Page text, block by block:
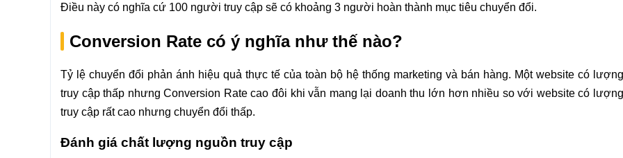
Điều này có nghĩa cứ 100 người truy cập sẽ có khoảng 3 người hoàn thành mục tiêu chuyển đổi.
Conversion Rate có ý nghĩa như thế nào?
Tỷ lệ chuyển đổi phản ánh hiệu quả thực tế của toàn bộ hệ thống marketing và bán hàng. Một website có lượng
truy cập thấp nhưng Conversion Rate cao đôi khi vẫn mang lại doanh thu lớn hơn nhiều so với website có lượng
truy cập rất cao nhưng chuyển đổi thấp.
Đánh giá chất lượng nguồn truy cập